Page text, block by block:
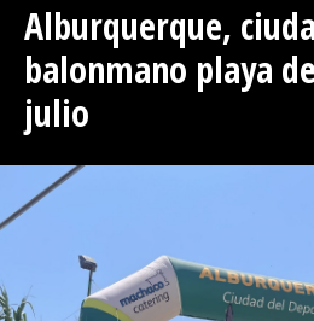
Alburquerque,
balonmano playa
julio